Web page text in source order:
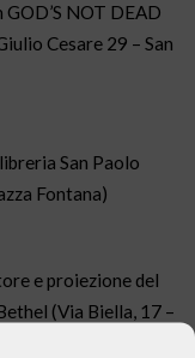
NOT DEAD
Cesare 29 – San
San Paolo
Fontana)
e proiezione del
(Via Biella, 17 –